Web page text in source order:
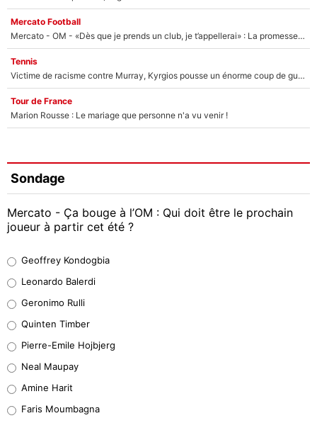
Mercato Football
Mercato - OM - «Dès que je prends un club, je t’appellerai» : La promesse de Marcelino au moment de claquer la porte
Tennis
Victime de racisme contre Murray, Kyrgios pousse un énorme coup de gueule !
Tour de France
Marion Rousse : Le mariage que personne n'a vu venir !
Sondage
Mercato - Ça bouge à l’OM : Qui doit être le prochain
joueur à partir cet été ?
38%
32%
5%
1%
Geoffrey Kondogbia
Leonardo Balerdi
Geronimo Rulli
Quinten Timber
Pierre-Emile Hojbjerg
Neal Maupay
Amine Harit
Faris Moumbagna